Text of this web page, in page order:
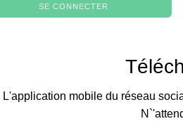
SE CONNECTER
L'application mobile du réseau